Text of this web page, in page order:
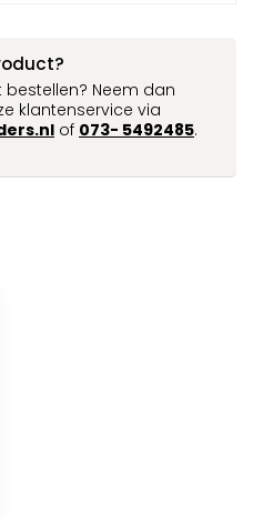
Neem dan
klantenservice via
of 073- 5492485.